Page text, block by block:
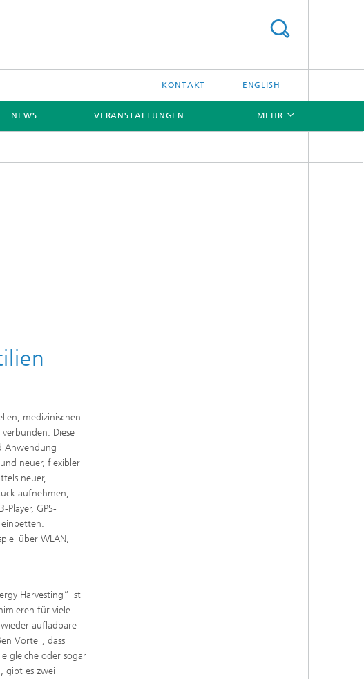
KONTAKT ENGLISH
NEWS VERANSTALTUNGEN MEHR
medizinischen
Diese
Anwendung
neuer, flexibler
neuer,
aufnehmen,
GPS-
über WLAN,
Harvesting“ ist
für viele
aufladbare
Vorteil, dass
gleiche oder sogar
gibt es zwei